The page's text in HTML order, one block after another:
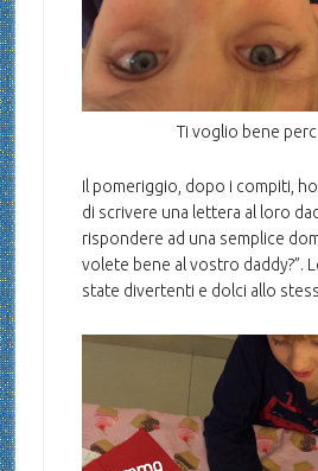
Ti voglio bene
Il pomeriggio, dopo i compiti,
di scrivere una lettera al loro
rispondere ad una semplice
volete bene al vostro daddy?”.
state divertenti e dolci allo